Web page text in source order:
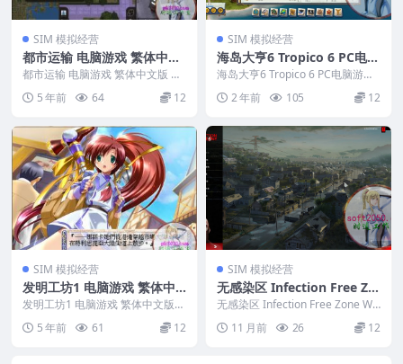
SIM 模拟经营
都市运输 电脑游戏 繁体中文
版 支援win11 win10 win7
都市运输 电脑游戏 繁体中文版 支
5 年前 64 12
SIM 模拟经营
海岛大亨6 Tropico 6 PC电脑
游戏 适用WIN11 WIN10
海岛大亨6 Tropico 6 PC电脑游戏
2 年前 105 12
SIM 模拟经营
发明工坊1 电脑游戏 繁体中
文版 支援win11 win10 win
7
发明工坊1 电脑游戏 繁体中文版
支援win11 win10 win7 &nbs...
5 年前 61 12
SIM 模拟经营
无感染区 Infection Free Zo
ne WIN游戏 PC电脑游戏 适
配系统WIN10 WIN11
无感染区 Infection Free Zone WI
11 月前 26 12